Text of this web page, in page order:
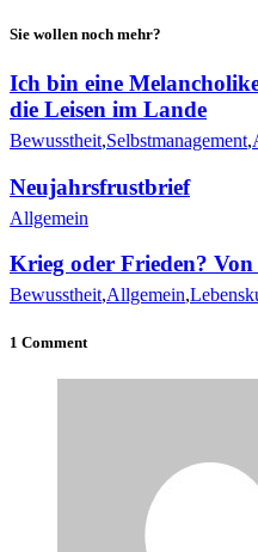
Sie wollen noch mehr?
Ich bin eine
die Leisen im Lande
Bewusstheit,Selbstmanagement,
Neujahrsfrustbrief
Allgemein
Krieg oder Frieden?
Bewusstheit,Allgemein,
1 Comment